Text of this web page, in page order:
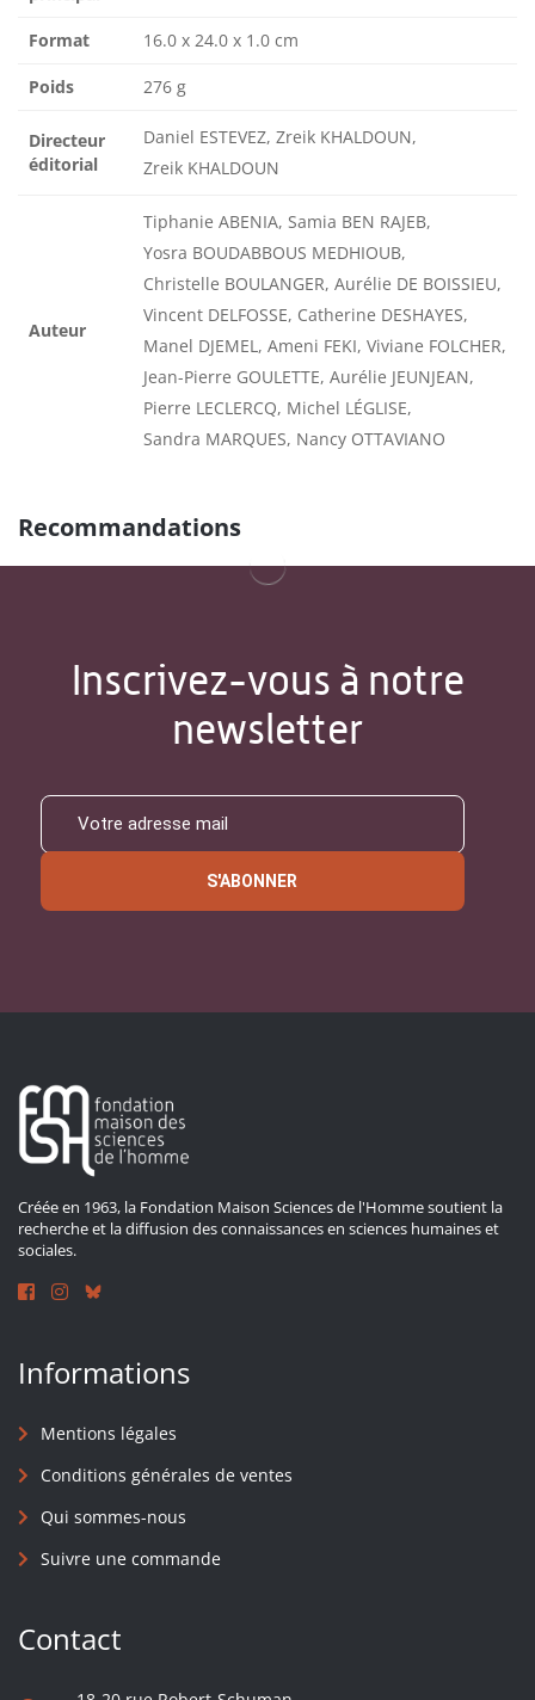
Format 16.0 x 24.0 x 1.0 cm
Poids 276 g
Directeur
éditorial
Daniel ESTEVEZ, Zreik KHALDOUN,
Zreik KHALDOUN
Auteur
Tiphanie ABENIA, Samia BEN RAJEB,
Yosra BOUDABBOUS MEDHIOUB,
Christelle BOULANGER, Aurélie DE BOISSIEU,
Vincent DELFOSSE, Catherine DESHAYES,
Manel DJEMEL, Ameni FEKI, Viviane FOLCHER,
Jean-Pierre GOULETTE, Aurélie JEUNJEAN,
Pierre LECLERCQ, Michel LÉGLISE,
Sandra MARQUES, Nancy OTTAVIANO
Recommandations
Inscrivez-vous à notre
newsletter
S'ABONNER
Créée en 1963, la Fondation Maison Sciences de l'Homme soutient la
recherche et la diffusion des connaissances en sciences humaines et
sociales.
Informations
Mentions légales
Conditions générales de ventes
Qui sommes-nous
Suivre une commande
Contact